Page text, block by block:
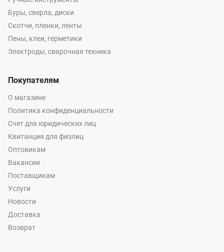
Буры, сверла, диски
Скотчи, пленки, ленты
Пены, клеи, герметики
Электроды, сварочная техника
Покупателям
О магазине
Политика конфиденциальности
Счет для юридических лиц
Квитанция для физлиц
Оптовикам
Вакансии
Поставщикам
Услуги
Новости
Доставка
Возврат